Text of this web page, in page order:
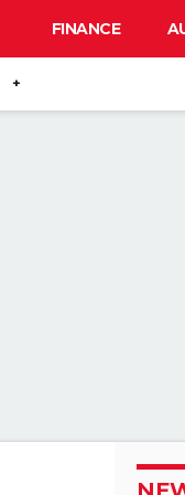
FINANCE
+